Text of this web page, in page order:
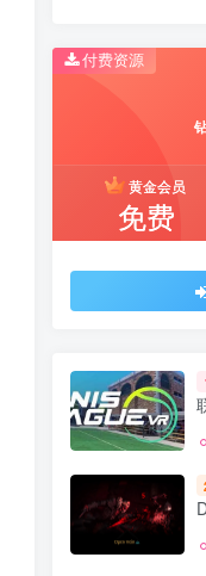
付费资源
黄金会员
免费
推荐开通钻石
免费
1
2